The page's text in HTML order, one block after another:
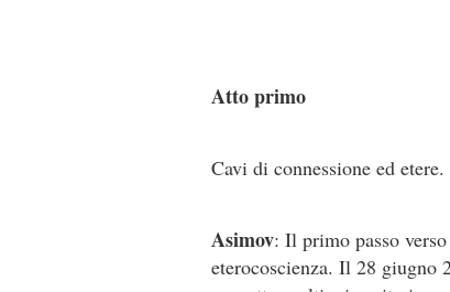
Atto primo
Cavi di connessione ed etere.
Asimov: Il primo passo
eterocoscienza. Il 28 giugno